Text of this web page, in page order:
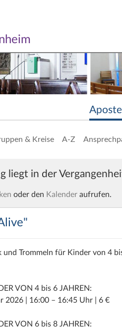
Apostel
& Kreise A-Z
liegt in der
oder den Kalenderaufrufen.
und Trommeln für Kinder von 4
VON 4 bis 6 JAHREN:
2026 | 16:00 – 16:45 Uhr | 6 €
VON 6 bis 8 JAHREN: